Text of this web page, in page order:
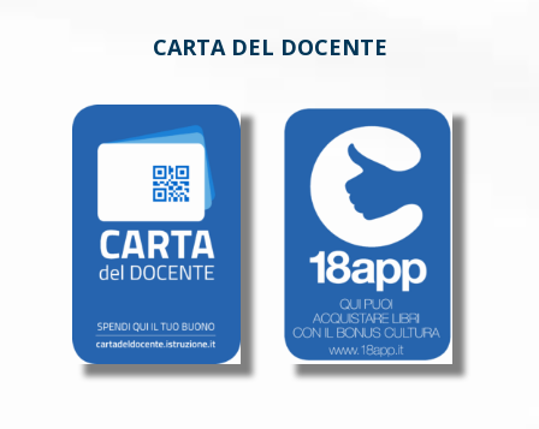
CARTA DEL DOCENTE